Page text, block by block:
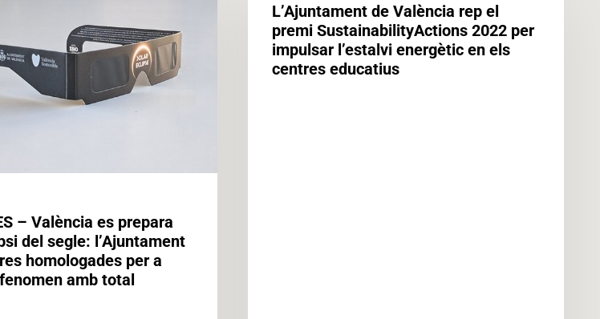
– València es prepara
del segle: l’Ajuntament
homologades per a
amb total
València
premi
L’Ajuntament de València rep el
premi SustainabilityActions 2022 per
impulsar l’estalvi energètic en els
centres educatius